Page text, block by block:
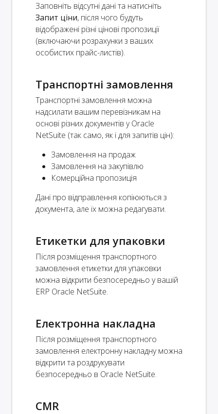
Заповніть відсутні дані та натисніть
Запит ціни, після чого будуть
відображені різні цінові пропозиції
(включаючи розрахунки з ваших
особистих прайс-листів).
Транспортні замовлення
Транспортні замовлення можна
надсилати вашим перевізникам на
основі різних документів у Oracle
NetSuite (так само, як і для запитів цін):
Замовлення на продаж
Замовлення на закупівлю
Комерційна пропозиція
Дані про відправлення копіюються з
документа, але їх можна редагувати.
Етикетки для упаковки
Після розміщення транспортного
замовлення етикетки для упаковки
можна відкрити безпосередньо у вашій
ERP Oracle NetSuite.
Електронна накладна
Після розміщення транспортного
замовлення електронну накладну можна
відкрити та роздрукувати
безпосередньо в Oracle NetSuite.
CMR